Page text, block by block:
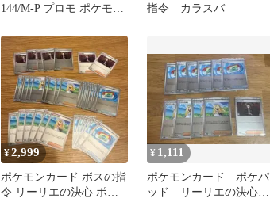
144/M-P プロモ ポケモン
指令 カラスバ
¥2,999
ポケモンカード ボスの指
令 リーリエの決心 ポケ
¥ 1,111
ポケモンカード ポケパ
ッド リーリエの決心